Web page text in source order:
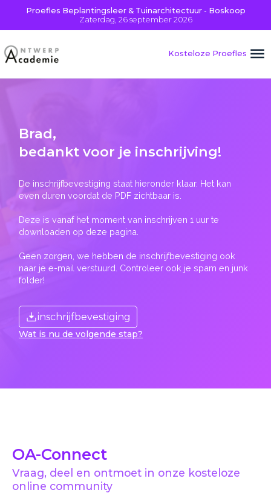
Proefles Beplantingsleer & Tuinarchitectuur - Boskoop
Zaterdag, 26 september 2026
Kosteloze Proefles
Brad,
bedankt voor je inschrijving!
De inschrijfbevestiging staat hieronder klaar. Het kan
even duren voordat de PDF zichtbaar is.
Deze is vanaf het moment van inschrijven 1 uur te
downloaden op deze pagina.
Geen zorgen, we hebben de inschrijfbevestiging ook
naar je e-mail verstuurd. Controleer ook je spam en junk
folder!
inschrijfbevestiging
Wat is nu de volgende stap?
OA-Connect
Vraag, deel en ontmoet in onze kosteloze
online community